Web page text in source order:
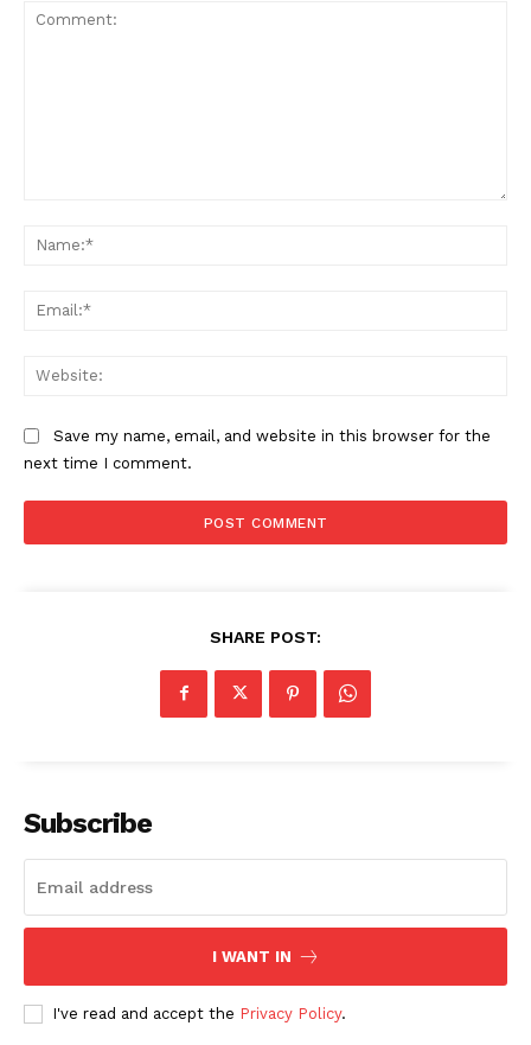
Save my name, email, and website in this browser for the
next time I comment.
SHARE POST:
Subscribe
I WANT IN
I've read and accept the Privacy Policy.